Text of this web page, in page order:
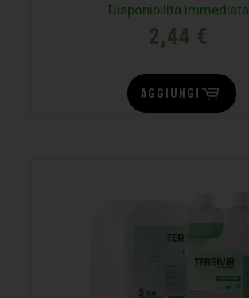
Disponibilità immediata
2,44 €
AGGIUNGI